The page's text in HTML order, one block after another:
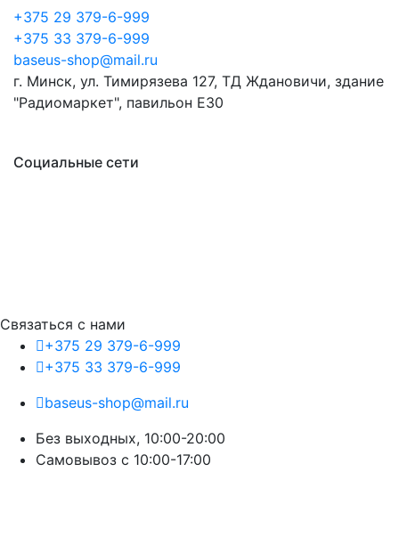
+375 29 379-6-999
+375 33 379-6-999
baseus-shop@mail.ru
г. Минск, ул. Тимирязева 127, ТД Ждановичи, здание
"Радиомаркет", павильон E30
Социальные сети
Связаться с нами
+375 29 379-6-999
+375 33 379-6-999
baseus-shop@mail.ru
Без выходных, 10:00-20:00
Cамовывоз с 10:00-17:00